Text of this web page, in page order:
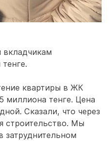
вкладчикам
квартиры в ЖК
миллиона тенге. Цена
Сказали, что через
строительство. Мы
затруднительном